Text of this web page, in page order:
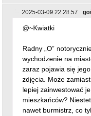
2025-03-09 22:28:57
@~Kwiatki
Radny „O”
wychodzenie na
zaraz pojawia się
zdjęcia. Może
lepiej zainwestować
mieszkańców?
nawet burmistrz, co